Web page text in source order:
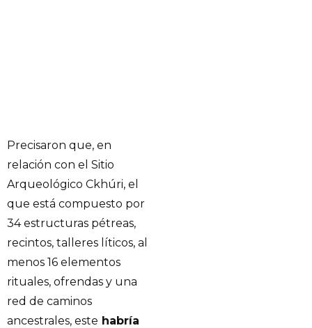
Precisaron que, en
relación con el Sitio
Arqueológico Ckhúri, el
que está compuesto por
34 estructuras pétreas,
recintos, talleres líticos, al
menos 16 elementos
rituales, ofrendas y una
red de caminos
ancestrales, este habría